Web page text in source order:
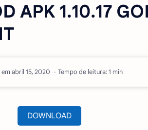
APK 1.10.17
Tempo de leitura: 1 min
DOWNLOAD